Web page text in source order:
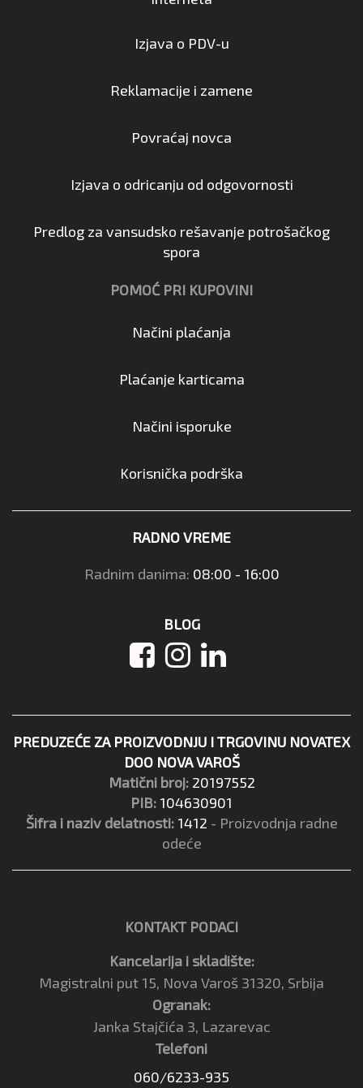
Izjava o PDV-u
Reklamacije i zamene
Povraćaj novca
Izjava o odricanju od odgovornosti
Predlog za vansudsko rešavanje potrošačkog
spora
POMOĆ PRI KUPOVINI
Načini plaćanja
Plaćanje karticama
Načini isporuke
Korisnička podrška
RADNO VREME
Radnim danima: 08:00 - 16:00
BLOG
PREDUZEĆE ZA PROIZVODNJU I TRGOVINU NOVATEX
DOO NOVA VAROŠ
Matični broj: 20197552
PIB: 104630901
Šifra i naziv delatnosti: 1412 - Proizvodnja radne
odeće
KONTAKT PODACI
Kancelarija i skladište:
Magistralni put 15, Nova Varoš 31320, Srbija
Ogranak:
Janka Stajčića 3, Lazarevac
Telefoni
060/6233-935